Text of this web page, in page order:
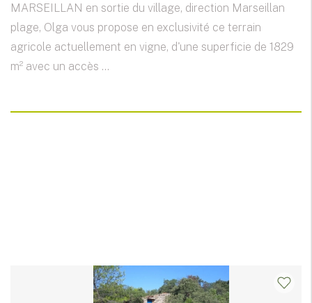
MARSEILLAN en sortie du village, direction Marseillan
plage, Olga vous propose en exclusivité ce terrain
agricole actuellement en vigne, d'une superficie de 1829
m² avec un accès ...